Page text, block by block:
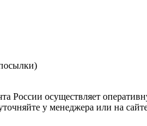
России осуществляет
у менеджера или на